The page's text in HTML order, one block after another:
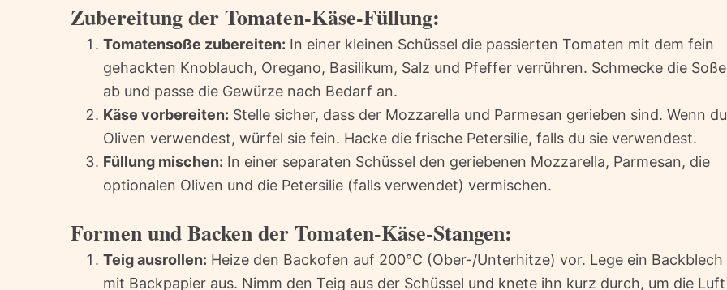
Zubereitung der Tomaten-Käse-Füllung:
Tomatensoße zubereiten: In einer kleinen Schüssel die passierten Tomaten mit dem fein
gehackten Knoblauch, Oregano, Basilikum, Salz und Pfeffer verrühren. Schmecke die Soße
ab und passe die Gewürze nach Bedarf an.
Käse vorbereiten: Stelle sicher, dass der Mozzarella und Parmesan gerieben sind. Wenn du
Oliven verwendest, würfel sie fein. Hacke die frische Petersilie, falls du sie verwendest.
Füllung mischen: In einer separaten Schüssel den geriebenen Mozzarella, Parmesan, die
optionalen Oliven und die Petersilie (falls verwendet) vermischen.
Formen und Backen der Tomaten-Käse-Stangen:
Teig ausrollen: Heize den Backofen auf 200°C (Ober-/Unterhitze) vor. Lege ein Backblech
mit Backpapier aus. Nimm den Teig aus der Schüssel und knete ihn kurz durch, um die Luft